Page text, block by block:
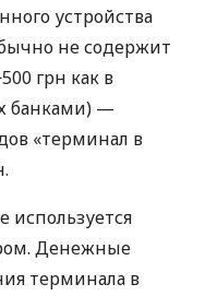
устройства
не содержит
грн как в
банками) —
«терминал в
Денежные
терминала в